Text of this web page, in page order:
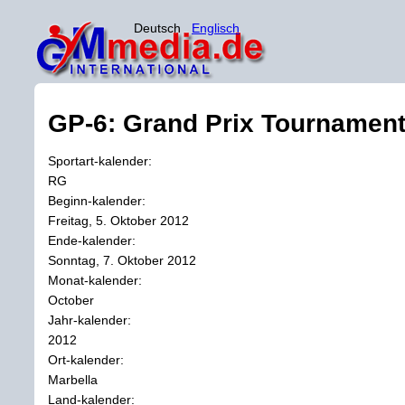
Deutsch Englisch
GP-6: Grand Prix
Sportart-kalender:
RG
Beginn-kalender:
Freitag, 5. Oktober 2012
Ende-kalender:
Sonntag, 7. Oktober 2012
Monat-kalender:
October
Jahr-kalender:
2012
Ort-kalender:
Marbella
Land-kalender: